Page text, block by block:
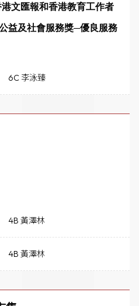
港文匯報和香港教育工作者
益及社會服務獎─優良服務
6C 李泳臻
4B 黃澤林
4B 黃澤林